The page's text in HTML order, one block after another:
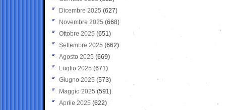
Dicembre 2025 (627)
Novembre 2025 (668)
Ottobre 2025 (651)
Settembre 2025 (662)
Agosto 2025 (669)
Luglio 2025 (671)
Giugno 2025 (573)
Maggio 2025 (591)
Aprile 2025 (622)